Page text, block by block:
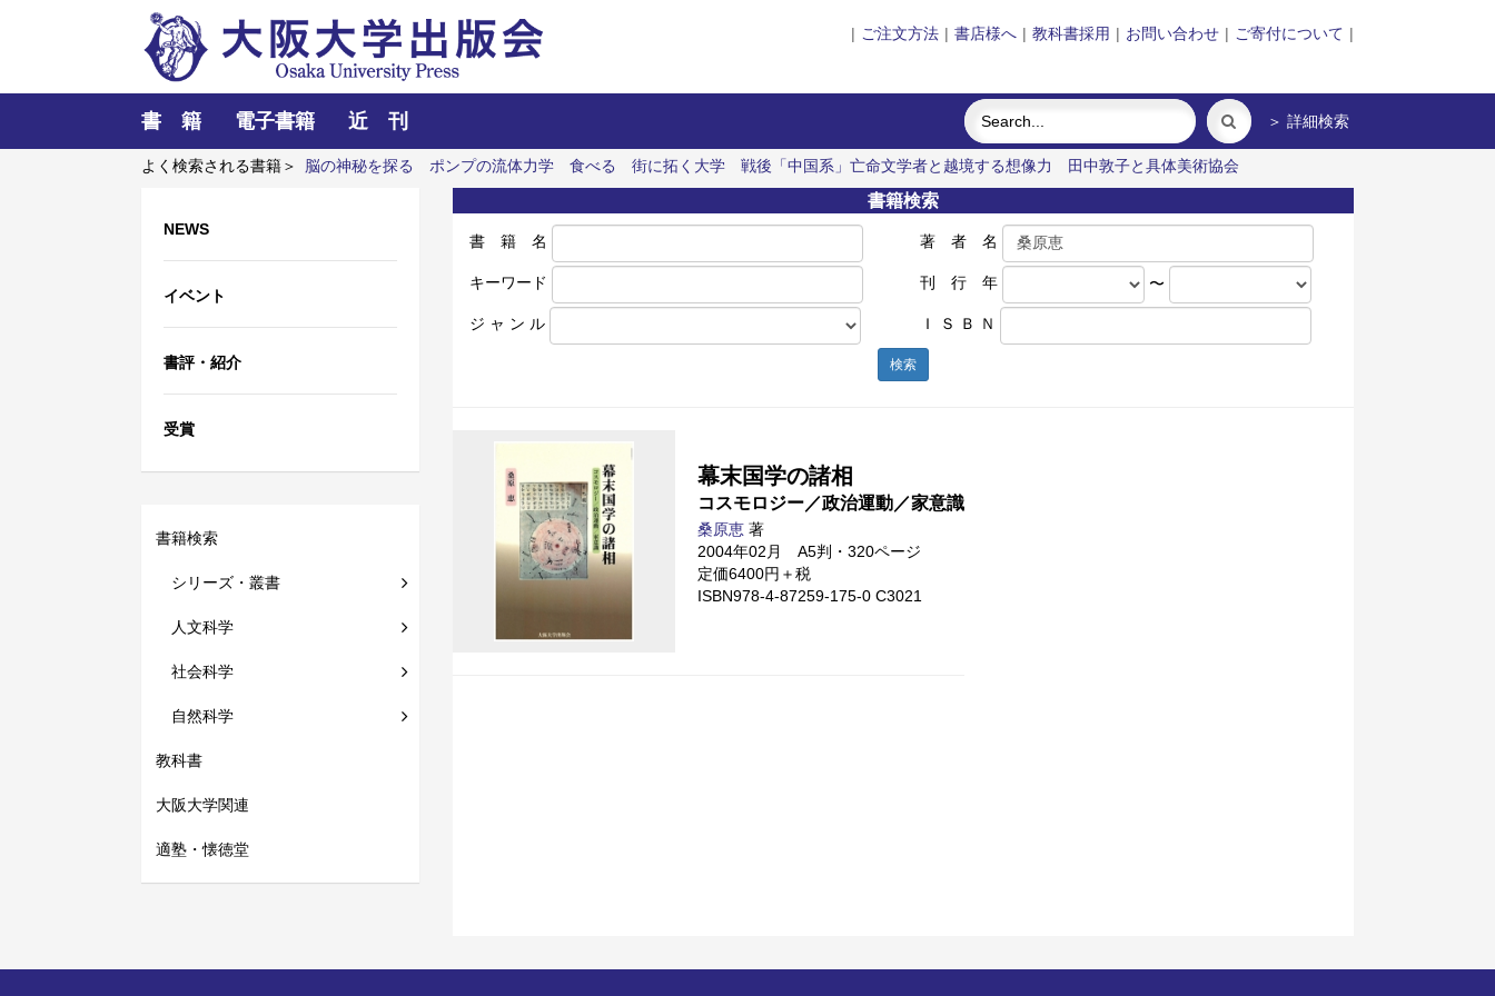
| ご注文方法 | 書店様へ | 教科書採用 | お問い合わせ | ご寄付について |
書 籍 電子書籍 近 刊 ＞ 詳細検索
よく検索される書籍＞ 脳の神秘を探る ポンプの流体力学 食べる 街に拓く大学 戦後「中国系」亡命文学者と越境する想像力 田中敦子と具体美術協会
NEWS
イベント
書評・紹介
受賞
書籍検索
シリーズ・叢書
人文科学
社会科学
自然科学
教科書
大阪大学関連
適塾・懐徳堂
書籍検索
書 籍 名 著 者 名
キーワード 刊 行 年 〜
ジ ャ ン ル Ｉ Ｓ Ｂ Ｎ
検索
幕末国学の諸相
コスモロジー／政治運動／家意識
桑原恵 著
2004年02月 A5判・320ページ
定価6400円＋税
ISBN978-4-87259-175-0 C3021